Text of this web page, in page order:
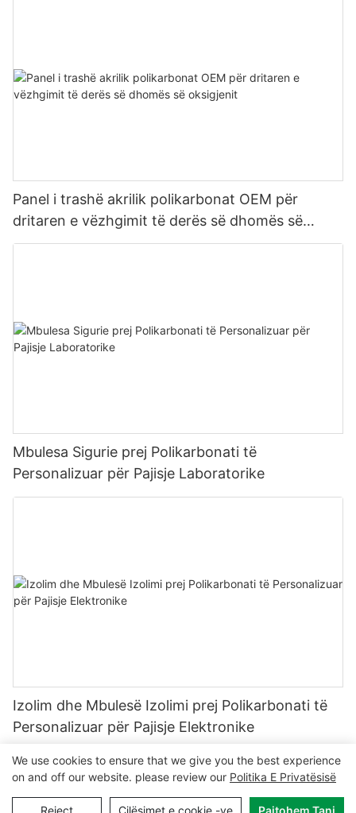
Panel i trashë akrilik polikarbonat OEM për
dritaren e vëzhgimit të derës së dhomës së
oksigjenit
Mbulesa Sigurie prej Polikarbonati të
Personalizuar për Pajisje Laboratorike
Izolim dhe Mbulesë Izolimi prej Polikarbonati të
Personalizuar për Pajisje Elektronike
E drejta e autorit © 2024 MCL-www.mclpanel.com|Harta e
We use cookies to ensure that we give you the best experience
on and off our website. please review our Politika E Privatësisë
Reject Cilësimet e cookie -ve Pajtohem Tani